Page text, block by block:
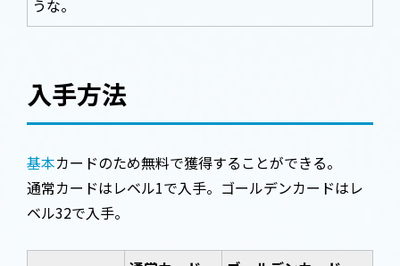
うな。
入手方法
基本カードのため無料で獲得することができる。
通常カードはレベル1で入手。ゴールデンカードはレ
ベル32で入手。